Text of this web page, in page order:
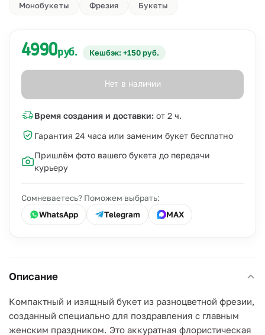
Монобукеты Фрезия Букеты
4990руб. Кешбэк: +150 руб.
Нет в наличии
Время создания и доставки: от 2 ч.
Гарантия 24 часа или заменим букет бесплатно
Пришлём фото вашего букета до передачи
курьеру
Сомневаетесь? Поможем выбрать:
WhatsApp
Telegram MAX
Описание
Компактный и изящный букет из разноцветной фрезии,
созданный специально для поздравления с главным
женским праздником. Это аккуратная флористическая